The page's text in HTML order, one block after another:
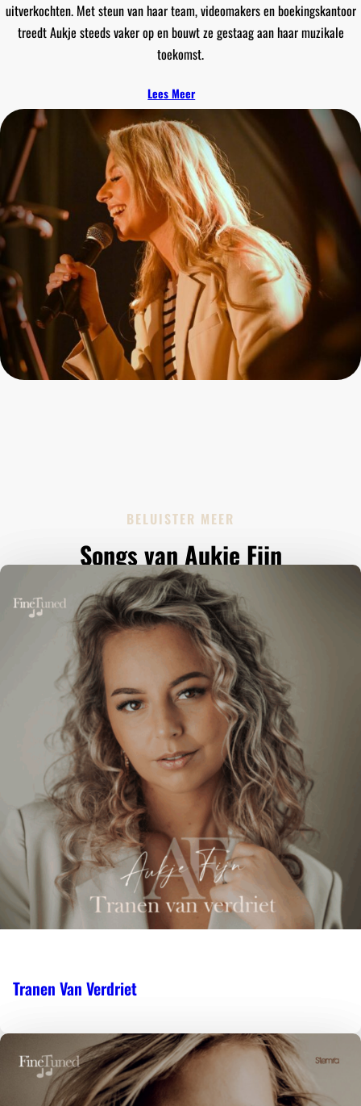
uitverkochten. Met steun van haar team, videomakers en boekingskantoor
treedt Aukje steeds vaker op en bouwt ze gestaag aan haar muzikale
toekomst.
Lees Meer
BELUISTER MEER
Songs van Aukje Fijn
Tranen Van Verdriet